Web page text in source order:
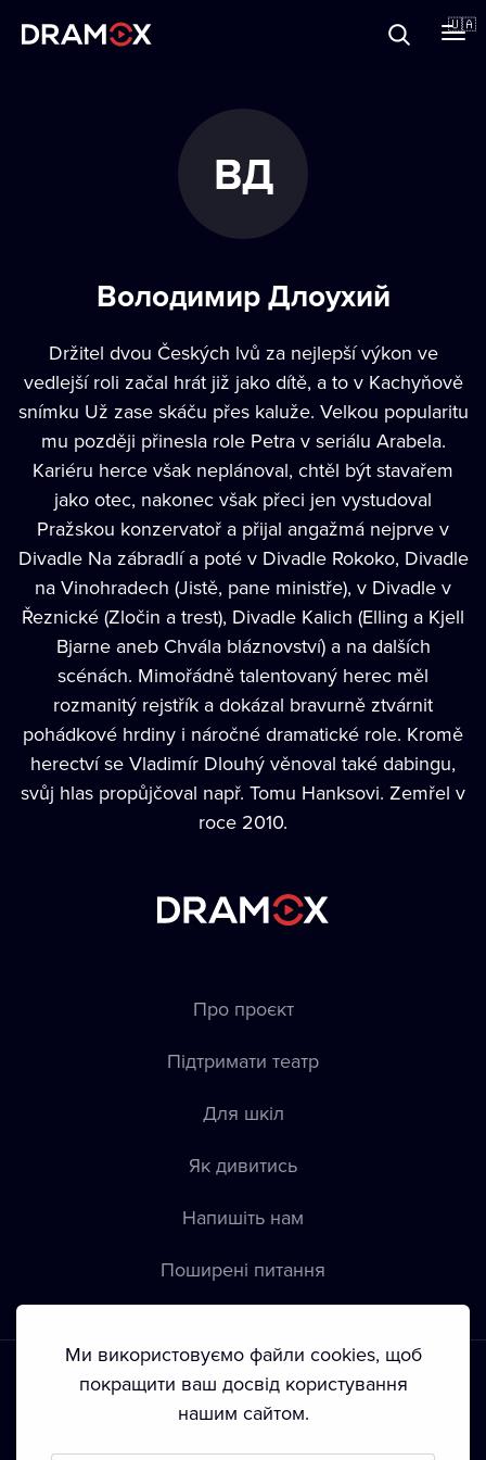
🇺🇦
Зареєструватися
ВД
Володимир Длоухий
Držitel dvou Českých lvů za nejlepší výkon ve
vedlejší roli začal hrát již jako dítě, a to v Kachyňově
snímku Už zase skáču přes kaluže. Velkou popularitu
mu později přinesla role Petra v seriálu Arabela.
Kariéru herce však neplánoval, chtěl být stavařem
jako otec, nakonec však přeci jen vystudoval
Pražskou konzervatoř a přijal angažmá nejprve v
Divadle Na zábradlí a poté v Divadle Rokoko, Divadle
na Vinohradech (Jistě, pane ministře), v Divadle v
Řeznické (Zločin a trest), Divadle Kalich (Elling a Kjell
Bjarne aneb Chvála bláznovství) a na dalších
scénách. Mimořádně talentovaný herec měl
rozmanitý rejstřík a dokázal bravurně ztvárnit
pohádkové hrdiny i náročné dramatické role. Kromě
herectví se Vladimír Dlouhý věnoval také dabingu,
svůj hlas propůjčoval např. Tomu Hanksovi. Zemřel v
roce 2010.
Про проєкт
Підтримати театр
Для шкіл
Як дивитись
Напишіть нам
Пoширені питання
Ми використовуємо файли cookies, щоб
покращити ваш досвід користування
нашим сайтом.